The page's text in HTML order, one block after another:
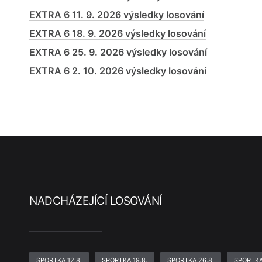
EXTRA 6 11. 9. 2026 výsledky losování
EXTRA 6 18. 9. 2026 výsledky losování
EXTRA 6 25. 9. 2026 výsledky losování
EXTRA 6 2. 10. 2026 výsledky losování
NADCHÁZEJÍCÍ LOSOVÁNÍ
SPORTKA 12.8. SPORTKA 19.8. SPORTKA 26.8.